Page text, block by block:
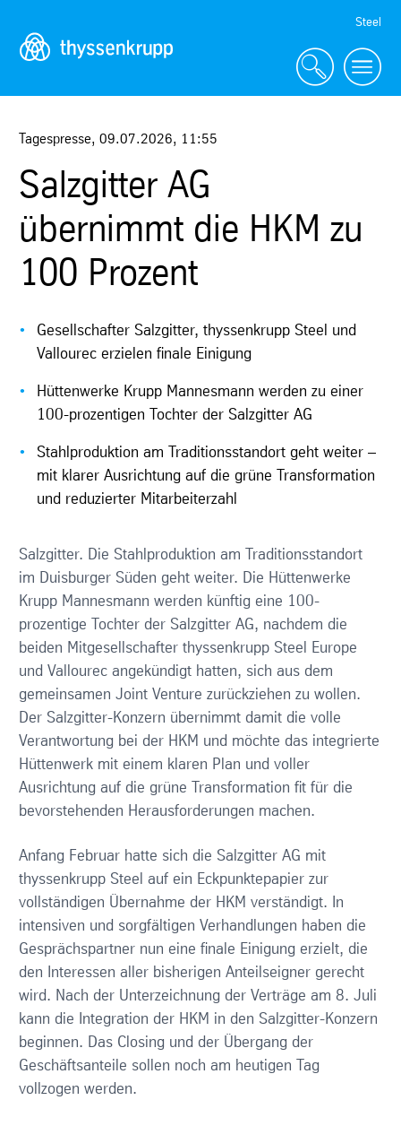
Navigation
Steel
Tagespresse, 09.07.2026, 11:55
Salzgitter AG
übernimmt die HKM zu
100 Prozent
Gesellschafter Salzgitter, thyssenkrupp Steel und
Vallourec erzielen finale Einigung
Hüttenwerke Krupp Mannesmann werden zu einer
100-prozentigen Tochter der Salzgitter AG
Stahlproduktion am Traditionsstandort geht weiter –
mit klarer Ausrichtung auf die grüne Transformation
und reduzierter Mitarbeiterzahl
Salzgitter. Die Stahlproduktion am Traditionsstandort
im Duisburger Süden geht weiter. Die Hüttenwerke
Krupp Mannesmann werden künftig eine 100-
prozentige Tochter der Salzgitter AG, nachdem die
beiden Mitgesellschafter thyssenkrupp Steel Europe
und Vallourec angekündigt hatten, sich aus dem
gemeinsamen Joint Venture zurückziehen zu wollen.
Der Salzgitter-Konzern übernimmt damit die volle
Verantwortung bei der HKM und möchte das integrierte
Hüttenwerk mit einem klaren Plan und voller
Ausrichtung auf die grüne Transformation fit für die
bevorstehenden Herausforderungen machen.
Anfang Februar hatte sich die Salzgitter AG mit
thyssenkrupp Steel auf ein Eckpunktepapier zur
vollständigen Übernahme der HKM verständigt. In
intensiven und sorgfältigen Verhandlungen haben die
Gesprächspartner nun eine finale Einigung erzielt, die
den Interessen aller bisherigen Anteilseigner gerecht
wird. Nach der Unterzeichnung der Verträge am 8. Juli
kann die Integration der HKM in den Salzgitter-Konzern
beginnen. Das Closing und der Übergang der
Geschäftsanteile sollen noch am heutigen Tag
vollzogen werden.